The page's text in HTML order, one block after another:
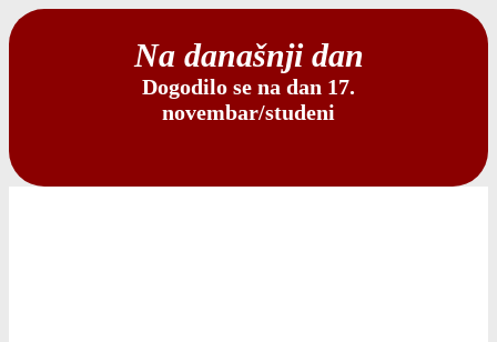
Na današnji dan
Dogodilo se na dan 17.
novembar/studeni